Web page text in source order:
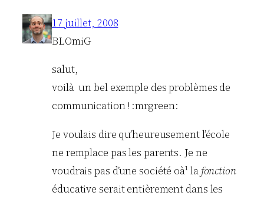
17 juillet, 2008
BLOmiG
salut,
voilà un bel exemple des problèmes de
communication ! :mrgreen:
Je voulais dire qu’heureusement l’école
ne remplace pas les parents. Je ne
voudrais pas d’une société oà¹ la fonction
éducative serait entièrement dans les